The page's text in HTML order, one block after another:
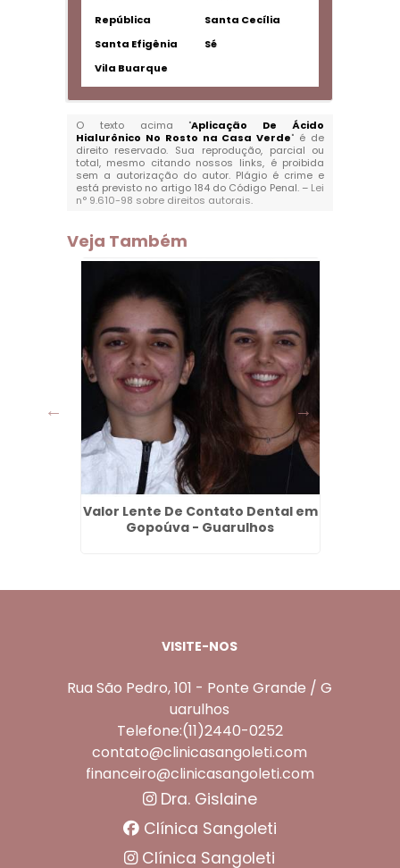
República
Santa Cecília
Santa Efigênia
Sé
Vila Buarque
O texto acima "Aplicação De Ácido
Hialurônico No Rosto na Casa Verde" é de
direito reservado. Sua reprodução, parcial ou
total, mesmo citando nossos links, é proibida
sem a autorização do autor. Plágio é crime e
está previsto no artigo 184 do Código Penal. – Lei
n° 9.610-98 sobre direitos autorais.
Veja Também
Valor Lente De Contato Dental em
Gopoúva - Guarulhos
VISITE-NOS
Rua São Pedro, 101 - Ponte Grande / G
uarulhos
Telefone:(11)2440-0252
contato@clinicasangoleti.com
financeiro@clinicasangoleti.com
Dra. Gislaine
Clínica Sangoleti
Clínica Sangoleti